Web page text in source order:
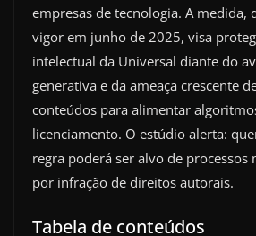
empresas de tecnologia. A medida,
vigor em junho de 2025, visa
intelectual da Universal diante do
generativa e da ameaça crescente
conteúdos para alimentar
licenciamento. O estúdio alerta:
regra poderá ser alvo de
por infração de direitos autorais.
Tabela de conteúdos